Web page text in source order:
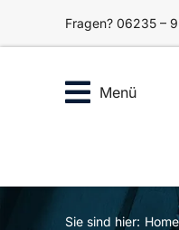
Fragen? 06235 –
Menü
Sie sind hier: Home